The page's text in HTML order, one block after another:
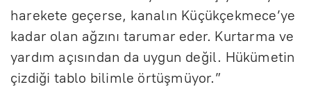
harekete geçerse, kanalın Küçükçekmece’ye
kadar olan ağzını tarumar eder. Kurtarma ve
yardım açısından da uygun değil. Hükümetin
çizdiği tablo bilimle örtüşmüyor.”